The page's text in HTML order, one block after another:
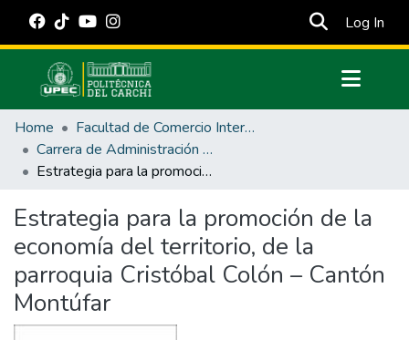
Log In
Communities & Collections
All of DSpace
Statistics
Estadísticas Externas
Manuales
Home
Facultad de Comercio Internacional, Integración, Administración y Economía Empresarial
Carrera de Administración de Empresas y Marketing
Estrategia para la promoción de la economía del territorio, de la parroquia Cristóbal Colón – Cantón Montúfar
Estrategia para la promoción de la
economía del territorio, de la
parroquia Cristóbal Colón – Cantón
Montúfar